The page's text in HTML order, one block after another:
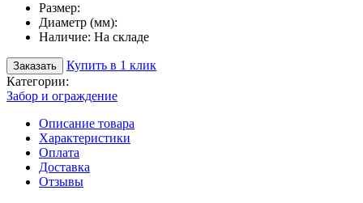
Размер:
Диаметр (мм):
Наличие: На складе
Заказать
Купить в 1 клик
Категории:
Забор и ограждение
Описание товара
Характеристики
Оплата
Доставка
Отзывы